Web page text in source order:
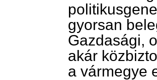
gyorsan
Gazdasági,
akár
a vármegye